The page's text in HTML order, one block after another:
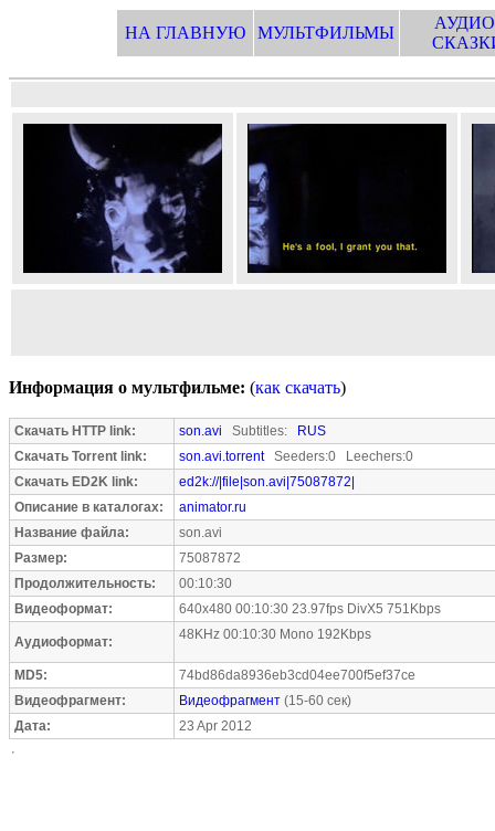
НА ГЛАВНУЮ МУЛЬТФИЛЬМЫ
Информация о мультфильме: (как скачать)
Скачать HTTP link: son.avi Subtitles:
RUS
Скачать Torrent link:
son.avi.torrentSeeders:0 Leechers:0
Скачать ED2K link:
ed2k://|file|son.avi|75087872|
Описание в каталогах:
animator.ru
Название файла:
son.avi
Размер:
75087872
Продолжительность:
00:10:30
Видеоформат:
640x480 00:10:30 23.97fps DivX5 751Kbps
Аудиоформат: 48KHz 00:10:30 Mono 192Kbps
MD5:
74bd86da8936eb3cd04ee700f5ef37ce
Видеофрагмент:
Видеофрагмент (15-60 сек)
Дата:
23 Apr 2012